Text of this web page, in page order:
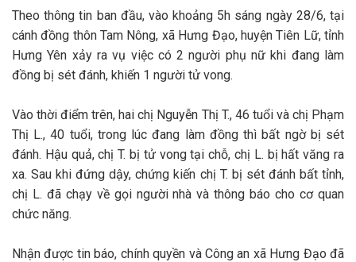
Theo thông tin ban đầu, vào khoảng 5h sáng ngày 28/6, tại
cánh đồng thôn Tam Nông, xã Hưng Đạo, huyện Tiên Lữ, tỉnh
Hưng Yên xảy ra vụ việc có 2 người phụ nữ khi đang làm
đồng bị sét đánh, khiến 1 người tử vong.
Vào thời điểm trên, hai chị Nguyễn Thị T., 46 tuổi và chị Phạm
Thị L., 40 tuổi, trong lúc đang làm đồng thì bất ngờ bị sét
đánh. Hậu quả, chị T. bị tử vong tại chỗ, chị L. bị hất văng ra
xa. Sau khi đứng dậy, chứng kiến chị T. bị sét đánh bất tỉnh,
chị L. đã chạy về gọi người nhà và thông báo cho cơ quan
chức năng.
Nhận được tin báo, chính quyền và Công an xã Hưng Đạo đã